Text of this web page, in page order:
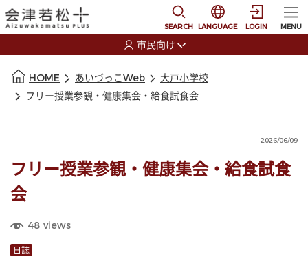
SEARCH
選択すると言語の切
LANGUAGE LOGIN MENU
市民向け
HOME あいづっこWeb
大戸小学校
フリー授業参観・健康集会・給食試食会
2026/06/09
フリー授業参観・健康集会・給食試食
会
48 views
日誌